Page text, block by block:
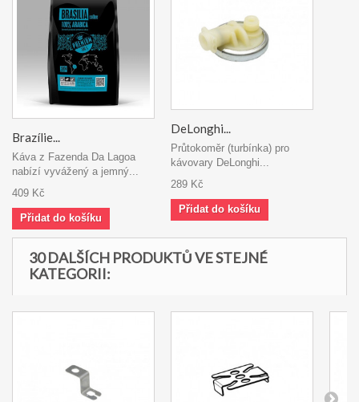
Brazílie...
Káva z Fazenda Da Lagoa
nabízí vyvážený a jemný...
409 Kč
Přidat do košíku
DeLonghi...
Průtokoměr (turbínka) pro
kávovary DeLonghi...
289 Kč
Přidat do košíku
30 DALŠÍCH PRODUKTŮ VE STEJNÉ
KATEGORII: